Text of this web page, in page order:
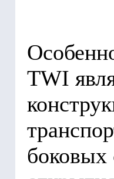
TWI
боковых